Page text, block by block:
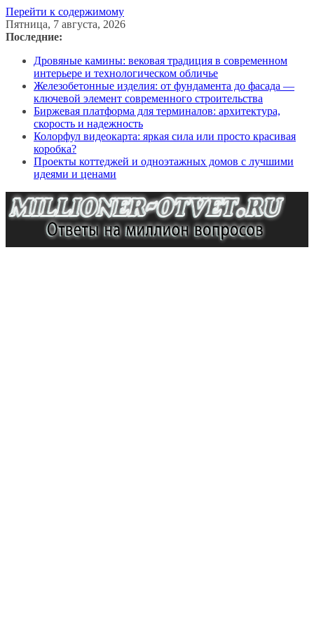
Перейти к содержимому
Пятница, 7 августа, 2026
Последние:
Дровяные камины: вековая традиция в современном
интерьере и технологическом обличье
Железобетонные изделия: от фундамента до фасада —
ключевой элемент современного строительства
Биржевая платформа для терминалов: архитектура,
скорость и надежность
Колорфул видеокарта: яркая сила или просто красивая
коробка?
Проекты коттеджей и одноэтажных домов с лучшими
идеями и ценами